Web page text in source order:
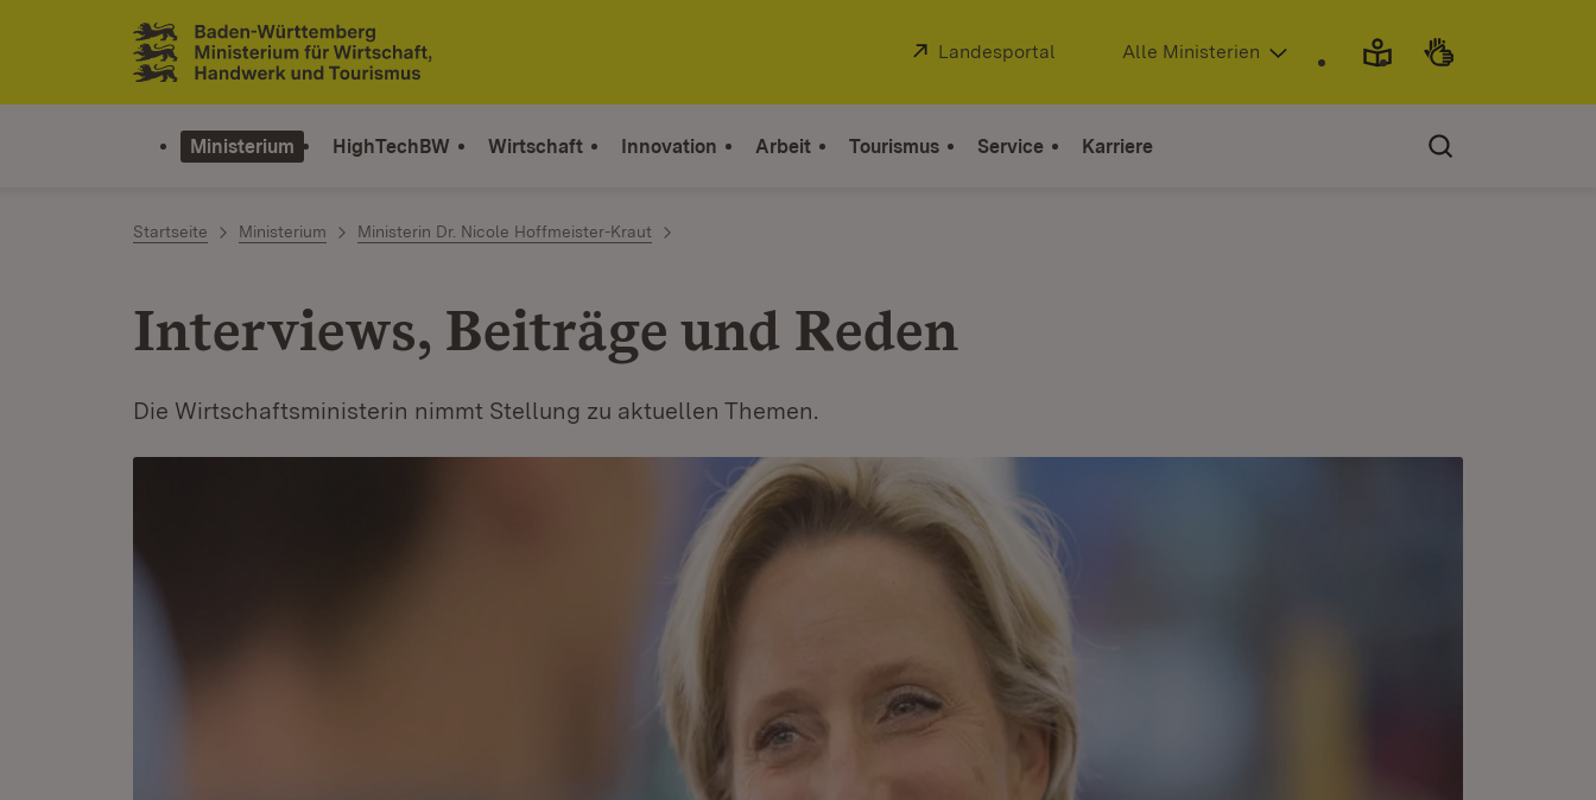
Zum Inhalt springen
Link zur Startseite
Extern:
Landesportal (Öffnet in neuem Fenster)
Alle Ministerien
Ministerium HighTechBW Wirtschaft Innovation Arbeit Tourismus Service Karriere
Startseite Ministerium Ministerin Dr. Nicole Hoffmeister-Kraut
Interviews, Beiträge und Reden
Die Wirtschaftsministerin nimmt Stellung zu aktuellen Themen.